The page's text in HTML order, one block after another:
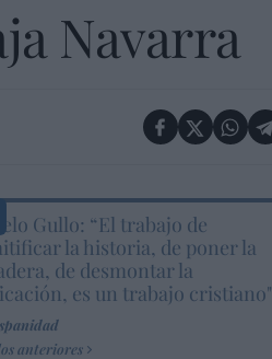
Navarra
Gullo: “El trabajo de
la historia, de poner la
de desmontar la
es un trabajo cristiano"
anteriores